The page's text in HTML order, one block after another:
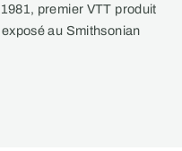
premier VTT produit
au Smithsonian